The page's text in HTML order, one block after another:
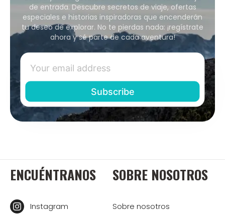
de entrada. Descubre secretos de viaje, ofertas
especiales e historias inspiradoras que encenderán
tu deseo de explorar. No te pierdas nada: ¡regístrate
ahora y sé parte de cada aventura!
ENCUÉNTRANOS
Instagram
SOBRE NOSOTROS
Sobre nosotros